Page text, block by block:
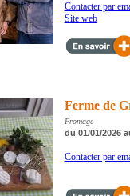
Contacter par
Site web
Ferme de
Fromage
du 01/01/2026
Contacter par